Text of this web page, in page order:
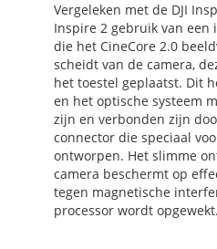
Vergeleken met de DJI
Inspire 2 gebruik van
die het CineCore 2.0
scheidt van de camera,
het toestel geplaatst. Dit
en het optische systeem
zijn en verbonden zijn
connector die speciaal
ontworpen. Het slimme
camera beschermt op
tegen magnetische
processor wordt opgewekt.